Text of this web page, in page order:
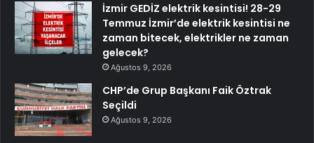
İzmir GEDİZ elektrik kesintisi! 28-29
Temmuz İzmir’de elektrik kesintisi ne
zaman bitecek, elektrikler ne zaman
gelecek?
Ağustos 9, 2026
CHP’de Grup Başkanı Faik Öztrak
Seçildi
Ağustos 9, 2026